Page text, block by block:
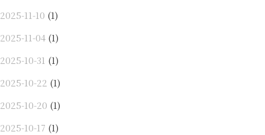
2025-11-10 (1)
2025-11-04 (1)
2025-10-31 (1)
2025-10-22 (1)
2025-10-20 (1)
2025-10-17 (1)